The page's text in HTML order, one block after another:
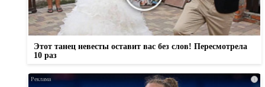
Этот танец невесты оставит вас без слов! Пересмотрела
10 раз
i